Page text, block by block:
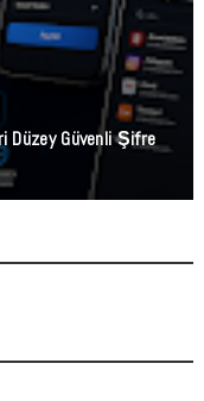
Düzey Güvenli Şifre